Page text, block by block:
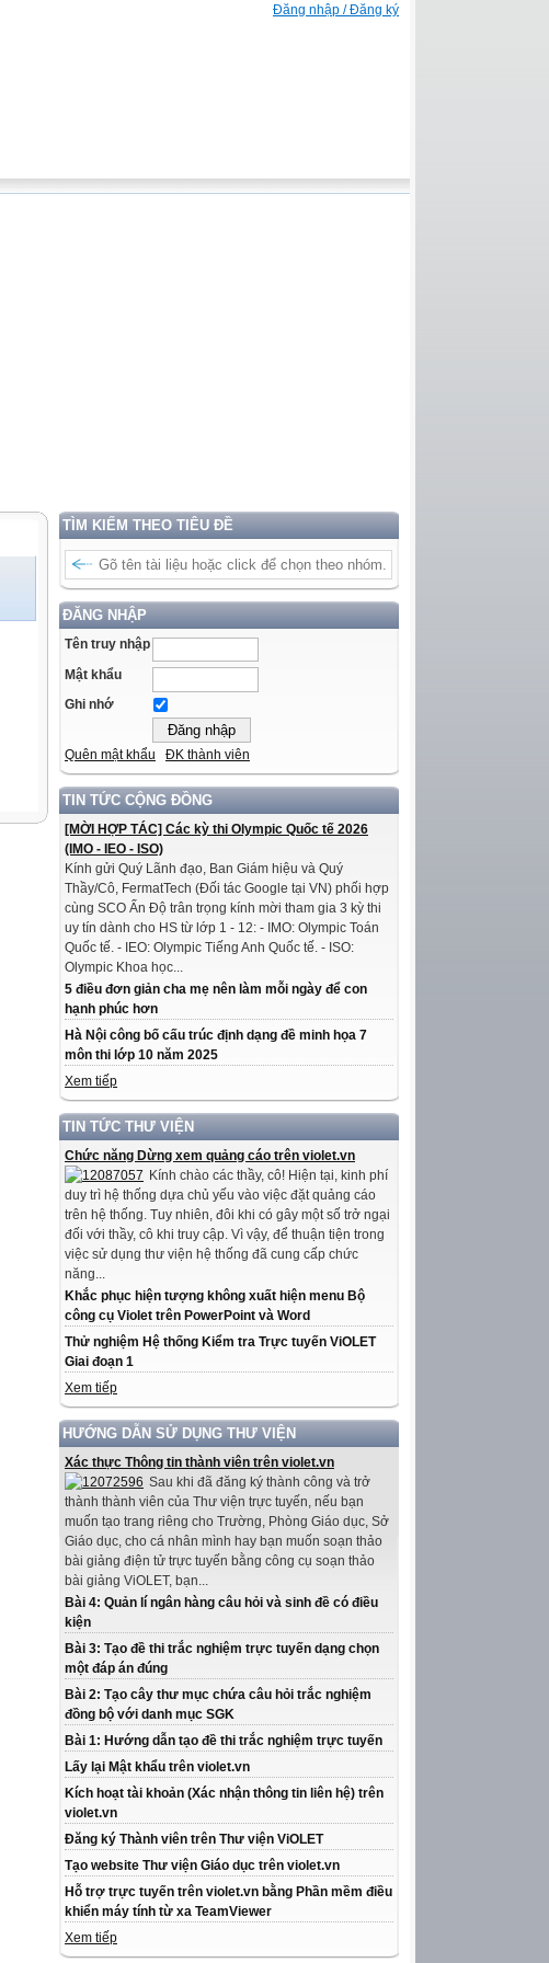
Đăng nhập / Đăng ký
TÌM KIẾM THEO TIÊU ĐỀ
ĐĂNG NHẬP
Tên truy nhập
Mật khẩu
Ghi nhớ
Quên mật khẩu ĐK thành viên
TIN TỨC CỘNG ĐỒNG
[MỜI HỢP TÁC] Các kỳ thi Olympic Quốc tế 2026
(IMO - IEO - ISO)
Kính gửi Quý Lãnh đạo, Ban Giám hiệu và Quý
Thầy/Cô, FermatTech (Đối tác Google tại VN) phối hợp
cùng SCO Ấn Độ trân trọng kính mời tham gia 3 kỳ thi
uy tín dành cho HS từ lớp 1 - 12: - IMO: Olympic Toán
Quốc tế. - IEO: Olympic Tiếng Anh Quốc tế. - ISO:
Olympic Khoa học...
5 điều đơn giản cha mẹ nên làm mỗi ngày để con
hạnh phúc hơn
Hà Nội công bố cấu trúc định dạng đề minh họa 7
môn thi lớp 10 năm 2025
Xem tiếp
TIN TỨC THƯ VIỆN
Chức năng Dừng xem quảng cáo trên violet.vn
Kính chào các thầy, cô! Hiện tại, kinh phí
duy trì hệ thống dựa chủ yếu vào việc đặt quảng cáo
trên hệ thống. Tuy nhiên, đôi khi có gây một số trở ngại
đối với thầy, cô khi truy cập. Vì vậy, để thuận tiện trong
việc sử dụng thư viện hệ thống đã cung cấp chức
năng...
Khắc phục hiện tượng không xuất hiện menu Bộ
công cụ Violet trên PowerPoint và Word
Thử nghiệm Hệ thống Kiểm tra Trực tuyến ViOLET
Giai đoạn 1
Xem tiếp
HƯỚNG DẪN SỬ DỤNG THƯ VIỆN
Xác thực Thông tin thành viên trên violet.vn
Sau khi đã đăng ký thành công và trở
thành thành viên của Thư viện trực tuyến, nếu bạn
muốn tạo trang riêng cho Trường, Phòng Giáo dục, Sở
Giáo dục, cho cá nhân mình hay bạn muốn soạn thảo
bài giảng điện tử trực tuyến bằng công cụ soạn thảo
bài giảng ViOLET, bạn...
Bài 4: Quản lí ngân hàng câu hỏi và sinh đề có điều
kiện
Bài 3: Tạo đề thi trắc nghiệm trực tuyến dạng chọn
một đáp án đúng
Bài 2: Tạo cây thư mục chứa câu hỏi trắc nghiệm
đồng bộ với danh mục SGK
Bài 1: Hướng dẫn tạo đề thi trắc nghiệm trực tuyến
Lấy lại Mật khẩu trên violet.vn
Kích hoạt tài khoản (Xác nhận thông tin liên hệ) trên
violet.vn
Đăng ký Thành viên trên Thư viện ViOLET
Tạo website Thư viện Giáo dục trên violet.vn
Hỗ trợ trực tuyến trên violet.vn bằng Phần mềm điều
khiển máy tính từ xa TeamViewer
Xem tiếp